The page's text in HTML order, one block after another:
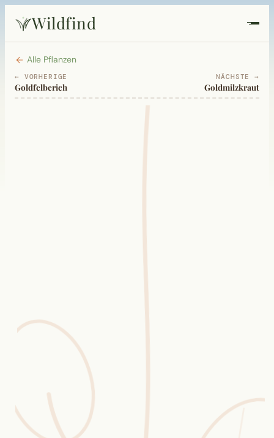
Wildfind
Startseite
Pflanzen
Sammelkalender
Blüten-Finder
Phänologie-Radar
Vogelstimmen
Alle Pflanzen
← VORHERIGE
Goldfelberich
NÄCHSTE →
Goldmilzkraut